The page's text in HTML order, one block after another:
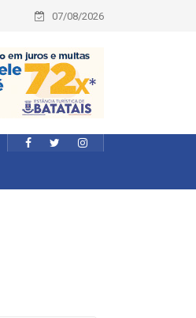
07/08/2026